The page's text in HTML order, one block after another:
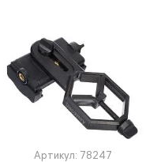
Артикул: 78247